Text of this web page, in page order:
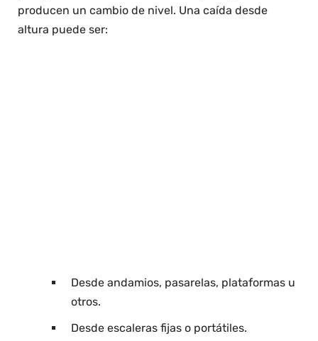
producen un cambio de nivel. Una caída desde
altura puede ser:
Desde andamios, pasarelas, plataformas u
otros.
Desde escaleras fijas o portátiles.